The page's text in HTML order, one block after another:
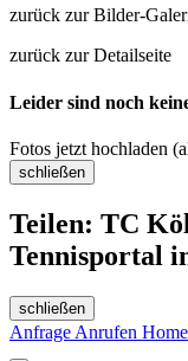
zurück zur Bilder-
zurück zur Detailseite
Leider sind noch
Fotos jetzt hochladen
schließen
Teilen: TC
Tennisportal
schließen
Anfrage Anrufen